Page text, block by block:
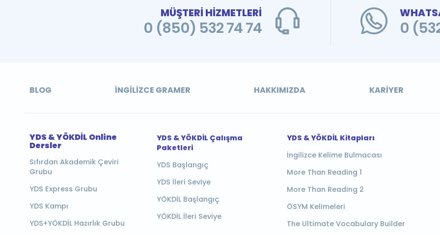
MÜŞTERİ HİZMETLERİ
0 (850) 532 74 74 0
BLOG İNGILIZCE GRAMER HAKKIMIZDA KARIYER
YDS & YÖKDİL Online
Dersler
Sıfırdan Akademik Çeviri
Grubu
YDS Express Grubu
YDS Kampı
YDS+YÖKDİL Hazırlık Grubu
YDS & YÖKDİL Çalışma
Paketleri
YDS Başlangıç
YDS İleri Seviye
YÖKDİL Başlangıç
YÖKDİL İleri Seviye
YDS & YÖKDİL Kitapları
İngilizce Kelime Bulmacası
More Than Reading 1
More Than Reading 2
ÖSYM Kelimeleri
The Ultimate Vocabulary Builder